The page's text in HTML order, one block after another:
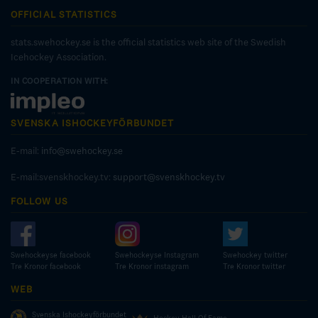
OFFICIAL STATISTICS
stats.swehockey.se is the official statistics web site of the Swedish
Icehockey Association.
IN COOPERATION WITH:
SVENSKA ISHOCKEYFÖRBUNDET
E-mail: info@swehockey.se
E-mail:svenskhockey.tv: support@svenskhockey.tv
FOLLOW US
Swehockeyse facebook
Tre Kronor facebook
Swehockeyse Instagram
Tre Kronor instagram
Swehockey twitter
Tre Kronor twitter
WEB
Svenska Ishockeyförbundet